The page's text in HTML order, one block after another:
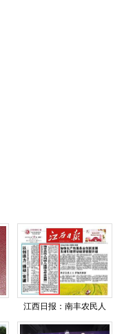
江西日报：南丰农民人